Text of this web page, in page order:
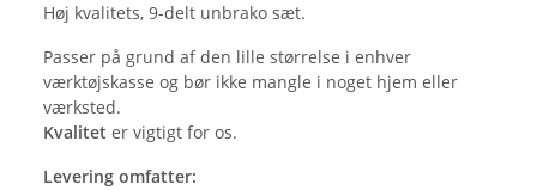
Høj kvalitets, 9-delt unbrako sæt.
Passer på grund af den lille størrelse i enhver
værktøjskasse og bør ikke mangle i noget hjem eller
værksted.
Kvalitet er vigtigt for os.
Levering omfatter: